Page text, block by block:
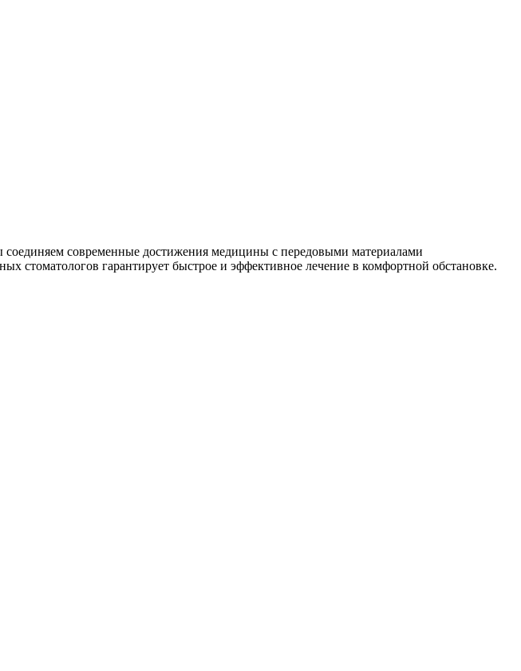
современные достижения медицины с передовыми материалами
стоматологов гарантирует быстрое и эффективное лечение в комфортной обстановке.